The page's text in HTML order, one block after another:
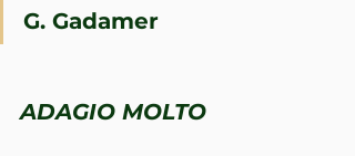
G. Gadamer
ADAGIO MOLTO